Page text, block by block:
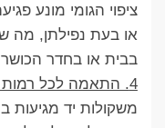
ציפוי הגומי מונע
או בעת נפילתן, מה
בבית או בחדר
4. התאמה לכל רמות הכושר:
משקולות יד מגיעות